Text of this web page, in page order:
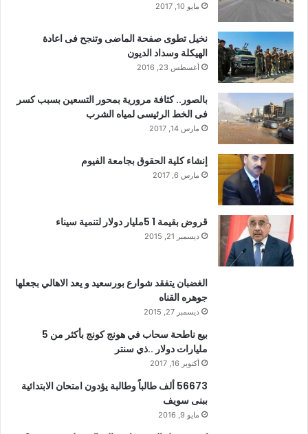
مايو 10, 2017
نخيل تطوى صفحة الماضى وتنجح فى اعادة
الهيكلة وسداد الديون
أغسطس 23, 2016
بالصور.. كثافة مرورية بمحور التسعين بسبب كسر
فى الخط الرئيسى لمياه الشرب
مارس 14, 2017
إنشاء كلية الحقوق بجامعة الفيوم
مارس 6, 2017
قروض بقيمة 1 5مليار دولار لتنمية سيناء
ديسمبر 21, 2015
الغضبان يتفقد شوارع بورسعيد و يعد الاهالي بجعلها
جوهره القناه
ديسمبر 27, 2015
بيع ناطحة سحاب في هونج كونج بأكثر من 5
مليارات دولار ..ذي سنتر
أكتوبر 16, 2017
56673 ألف طالباً وطالبة يؤدون امتحان الابتدائية
ببنى سويف
مايو 9, 2016